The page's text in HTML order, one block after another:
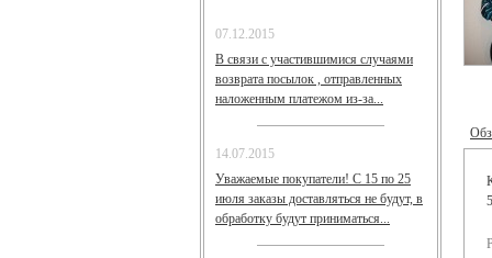
07.12.2015
В связи с участившимися случаями
возврата посылок , отправленных
наложенным платежом из-за...
14.07.2015
Уважаемые покупатели! С 15 по 25
июля заказы доставляться не будут, в
обработку будут приниматься...